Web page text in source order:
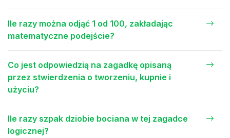
Ile razy można odjąć 1 od 100, zakładając
matematyczne podejście?
Co jest odpowiedzią na zagadkę opisaną
przez stwierdzenia o tworzeniu, kupnie i
użyciu?
Ile razy szpak dziobie bociana w tej zagadce
logicznej?